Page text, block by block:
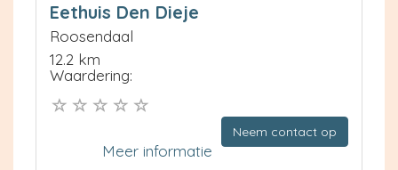
Eethuis Den Dieje
Roosendaal
12.2 km
Waardering:
Neem contact op
Meer informatie